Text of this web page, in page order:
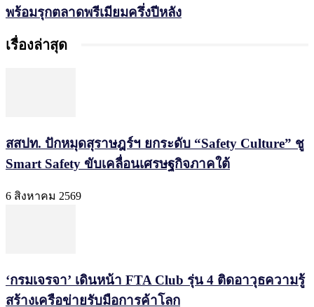
พร้อมรุกตลาดพรีเมียมครึ่งปีหลัง
เรื่องล่าสุด
สสปท. ปักหมุดสุราษฎร์ฯ ยกระดับ “Safety Culture” ชู
Smart Safety ขับเคลื่อนเศรษฐกิจภาคใต้
6 สิงหาคม 2569
‘กรมเจรจา’ เดินหน้า FTA Club รุ่น 4 ติดอาวุธความรู้
สร้างเครือข่ายรับมือการค้าโลก